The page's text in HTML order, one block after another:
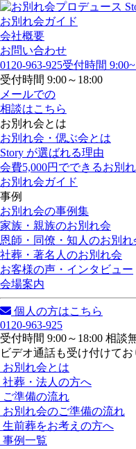
お別れ会ガイド
会社概要
お問い合わせ
0120-963-925受付時間
受付時間 9:00～18:00
メールでの
相談はこちら
お別れ会とは
お別れ会・偲ぶ会とは
Story が選ばれる理由
会費5,000円でできるお別
お別れ会ガイド
事例
お別れ会の事例集
家族・親族のお別れ会
恩師・同僚・知人のお別れ
社葬・著名人のお別れ会
お客様の声・インタビュー
会場案内
個人の方はこちら
0120-963-925
受付時間 9:00～18:00 相談
ビデオ通話も受け付けてお
お別れ会とは
社葬・法人の方へ
ご準備の流れ
お別れ会のご準備の流れ
生前葬をお考えの方へ
事例一覧